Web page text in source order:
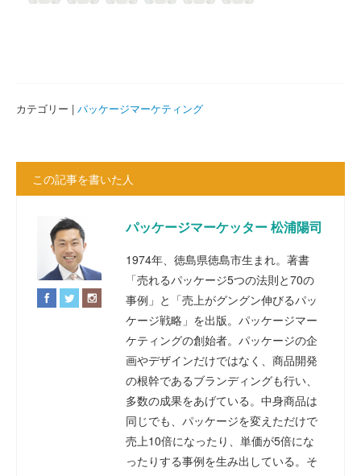
カテゴリー | パッケージマーケティング
この記事を書いた人
パッケージマーケッター 松浦陽司
1974年、徳島県徳島市生まれ。著書
「売れるパッケージ5つの法則と70の
事例」と「売上がグングン伸びるパッ
ケージ戦略」を出版。パッケージマー
ケティングの創始者。パッケージの企
画やデザインだけではなく、商品開発
の根幹であるブランディングも行い、
多数の成果をあげている。中身商品は
同じでも、パッケージを変えただけで
売上10倍になったり、単価が5倍にな
ったりする事例を生み出している。そ